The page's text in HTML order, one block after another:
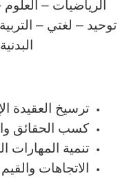
الرياضيات –
توحيد – لغتي – التربية
ترسيخ العقيدة
كسب الحقائق
تنمية المهارات
الاتجاهات